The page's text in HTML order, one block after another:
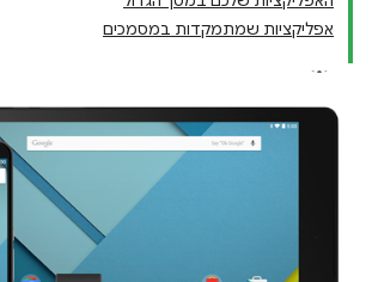
אפליקציות שמתמקדות במסמכים